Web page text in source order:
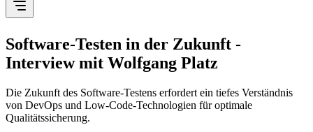
Software-Testen in der Zukunft -
Interview mit Wolfgang Platz
Die Zukunft des Software-Testens erfordert ein tiefes Verständnis
von DevOps und Low-Code-Technologien für optimale
Qualitätssicherung.